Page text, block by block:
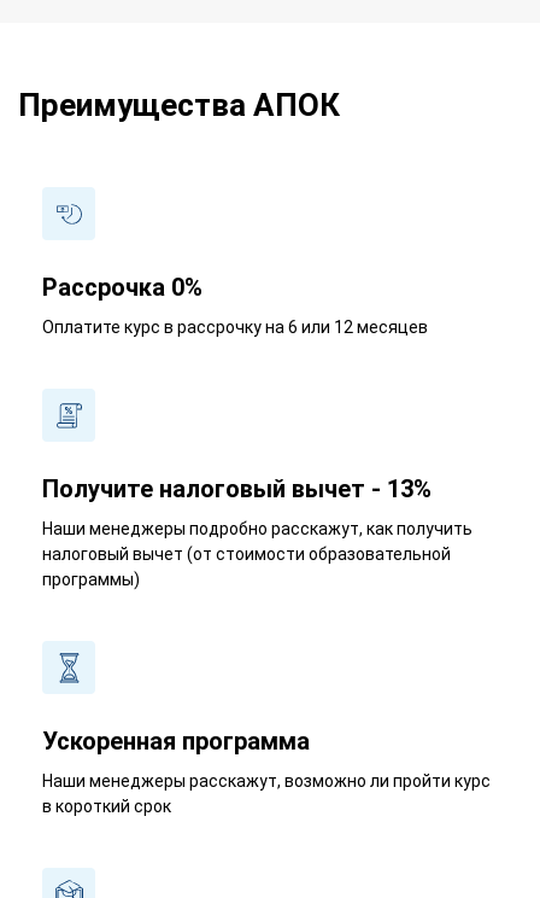
Преимущества АПОК
Рассрочка 0%
Оплатите курс в рассрочку на 6 или 12 месяцев
Получите налоговый вычет - 13%
Наши менеджеры подробно расскажут, как получить
налоговый вычет (от стоимости образовательной
программы)
Ускоренная программа
Наши менеджеры расскажут, возможно ли пройти курс
в короткий срок